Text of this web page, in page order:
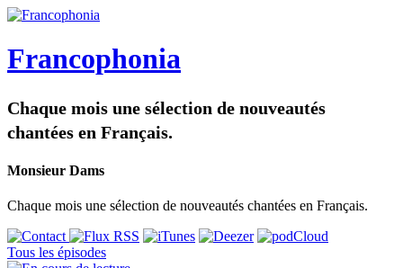
Francophonia
Chaque mois une sélection de nouveautés
chantées en Français.
Monsieur Dams
Chaque mois une sélection de nouveautés chantées en Français.
Tous les épisodes